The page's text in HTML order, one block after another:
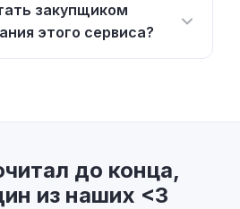
закупщиком
этого сервиса?
до конца,
из наших <3